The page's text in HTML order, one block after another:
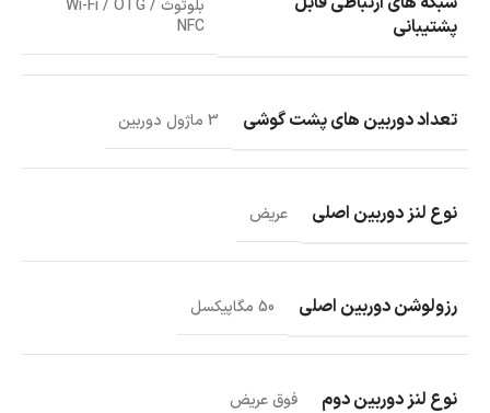
پشتیبانی
بلوتوث / Wi-Fi / OTG
NFC
تعداد دوربین های پشت گوشی 3 ماژول دوربین
نوع لنز دوربین اصلی عریض
رزولوشن دوربین اصلی 50 مگاپیکسل
نوع لنز دوربین دوم فوق عریض